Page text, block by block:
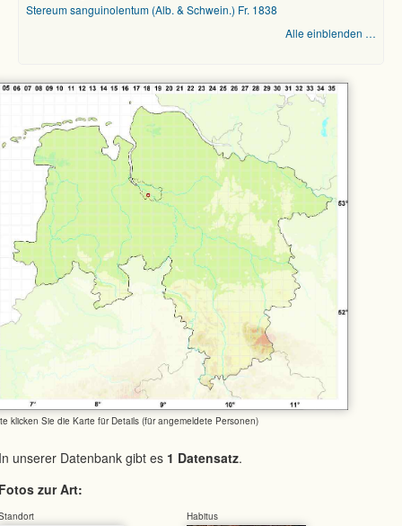
Stereum sanguinolentum (Alb. & Schwein.) Fr. 1838
Alle einblenden …
klicken Sie die Karte für Details (für angemeldete Personen)
unserer Datenbank gibt es 1 Datensatz.
zur Art:
Habitus